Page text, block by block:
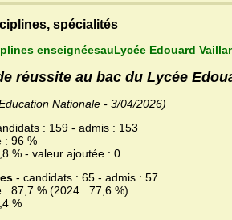
spécialités
enseignéesauLycée Edouard
réussite au bac du Lycée
Nationale - 3/04/2026)
: 159 - admis : 153
: 96 %
% - valeur ajoutée : 0
- candidats : 65 - admis : 57
: 87,7 % (2024 : 77,6 %)
%